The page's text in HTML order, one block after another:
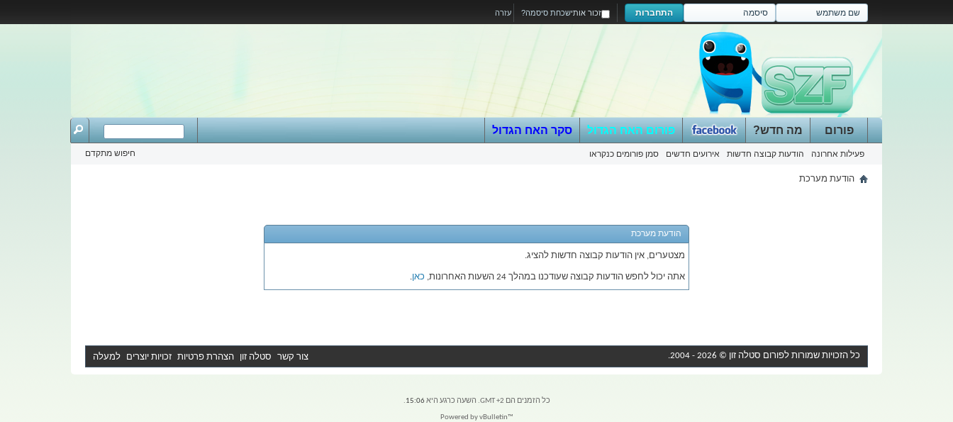
עזרה התחברות זכור אותישכחת סיסמה?
פורום מה חדש?
פעילות אחרונה הודעות קבוצה חדשות אירועים חדשים סמן פורומים כנקראו
פורום האח הגדול סקר האח הגדול
חיפוש מתקדם
הודעת מערכת
הודעת מערכת
מצטערים, אין הודעות קבוצה חדשות להציג.
אתה יכול לחפש הודעות קבוצה שעודכנו במהלך 24 השעות האחרונות, כאן.
כל הזכויות שמורות לפורום סטלה זון © 2026 - 2004. צור קשר סטלה זון הצהרת פרטיות זכויות יוצרים למעלה
כל הזמנים הם GMT +2. השעה כרגע היא 15:06
.
Powered by vBulletin™